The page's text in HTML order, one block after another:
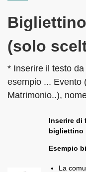
(solo
* Inserire il testo
esempio ... Evento
Matrimonio..),
Inserire di
bigliettino
Esempio
La